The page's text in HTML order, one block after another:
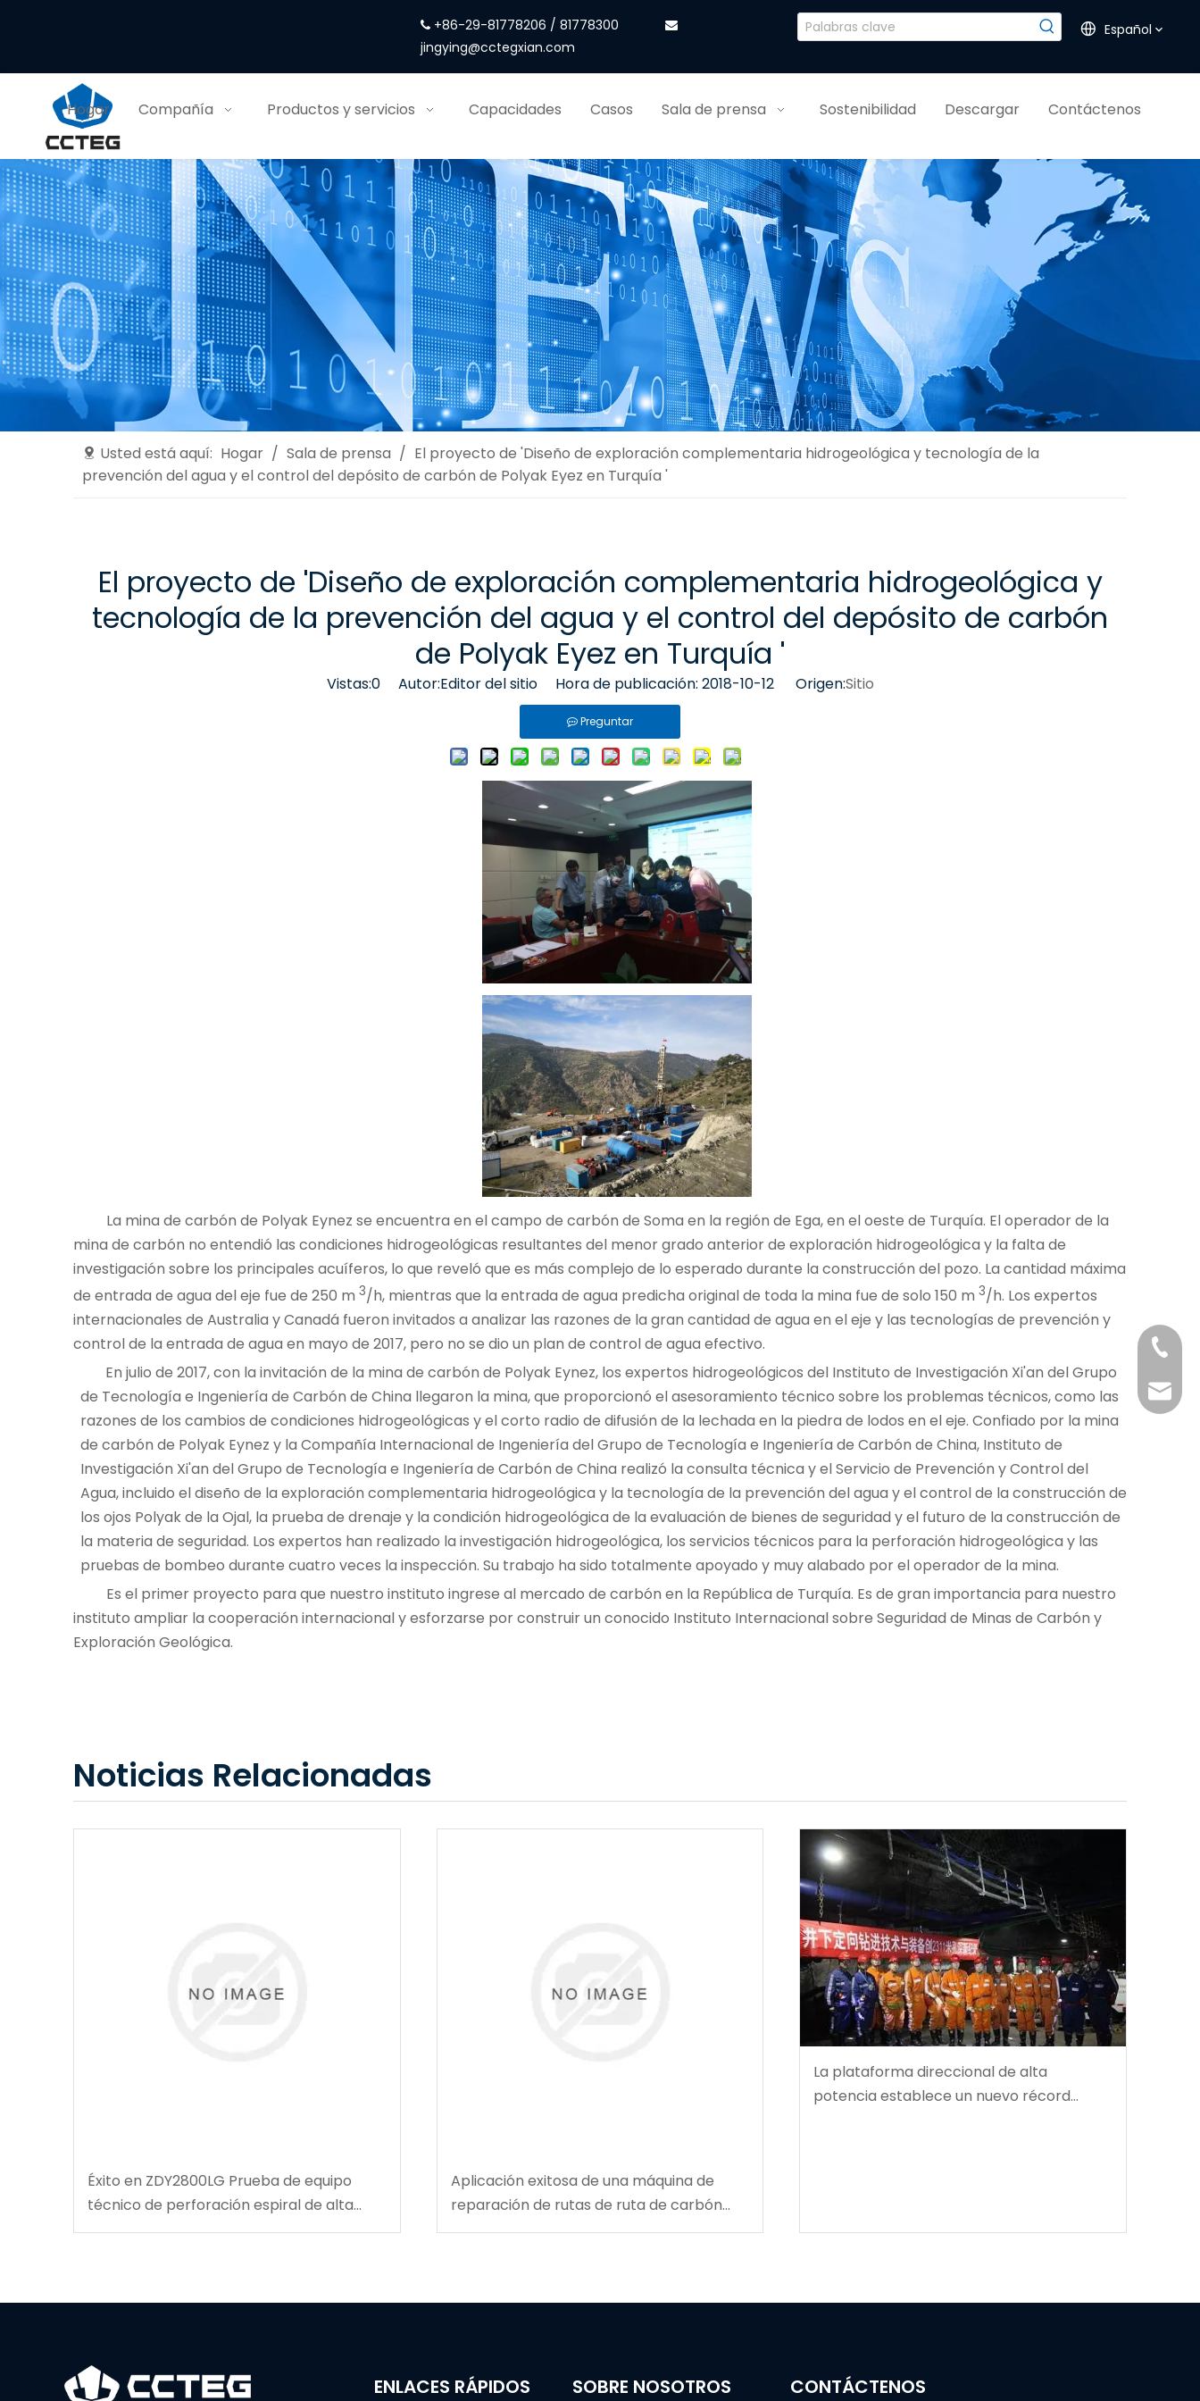
 +86-29-81778206 / 81778300
jingying@cctegxian.com
Español
Hogar Compañía Productos y servicios Capacidades Casos Sala de prensa Sostenibilidad Descargar Contáctenos
Usted está aquí: Hogar / Sala de prensa / El proyecto de 'Diseño de exploración complementaria hidrogeológica y tecnología de la
prevención del agua y el control del depósito de carbón de Polyak Eyez en Turquía '
El proyecto de 'Diseño de exploración complementaria hidrogeológica y
tecnología de la prevención del agua y el control del depósito de carbón
de Polyak Eyez en Turquía '
Vistas:0Autor:Editor del sitio Hora de publicación: 2018-10-12 Origen:Sitio
Preguntar
La mina de carbón de Polyak Eynez se encuentra en el campo de carbón de Soma en la región de Ega, en el oeste de Turquía. El operador de la
mina de carbón no entendió las condiciones hidrogeológicas resultantes del menor grado anterior de exploración hidrogeológica y la falta de
investigación sobre los principales acuíferos, lo que reveló que es más complejo de lo esperado durante la construcción del pozo. La cantidad máxima
de entrada de agua del eje fue de 250 m 3/h, mientras que la entrada de agua predicha original de toda la mina fue de solo 150 m 3/h. Los expertos
internacionales de Australia y Canadá fueron invitados a analizar las razones de la gran cantidad de agua en el eje y las tecnologías de prevención y
control de la entrada de agua en mayo de 2017, pero no se dio un plan de control de agua efectivo.
En julio de 2017, con la invitación de la mina de carbón de Polyak Eynez, los expertos hidrogeológicos del Instituto de Investigación Xi'an del Grupo
de Tecnología e Ingeniería de Carbón de China llegaron la mina, que proporcionó el asesoramiento técnico sobre los problemas técnicos, como las
razones de los cambios de condiciones hidrogeológicas y el corto radio de difusión de la lechada en la piedra de lodos en el eje. Confiado por la mina
de carbón de Polyak Eynez y la Compañía Internacional de Ingeniería del Grupo de Tecnología e Ingeniería de Carbón de China, Instituto de
Investigación Xi'an del Grupo de Tecnología e Ingeniería de Carbón de China realizó la consulta técnica y el Servicio de Prevención y Control del
Agua, incluido el diseño de la exploración complementaria hidrogeológica y la tecnología de la prevención del agua y el control de la construcción de
los ojos Polyak de la Ojal, la prueba de drenaje y la condición hidrogeológica de la evaluación de bienes de seguridad y el futuro de la construcción de
la materia de seguridad. Los expertos han realizado la investigación hidrogeológica, los servicios técnicos para la perforación hidrogeológica y las
pruebas de bombeo durante cuatro veces la inspección. Su trabajo ha sido totalmente apoyado y muy alabado por el operador de la mina.
Es el primer proyecto para que nuestro instituto ingrese al mercado de carbón en la República de Turquía. Es de gran importancia para nuestro
instituto ampliar la cooperación internacional y esforzarse por construir un conocido Instituto Internacional sobre Seguridad de Minas de Carbón y
Exploración Geológica.
Noticias Relacionadas
Éxito en ZDY2800LG Prueba de equipo
técnico de perforación espiral de alta
velocidad
Aplicación exitosa de una máquina de
reparación de rutas de ruta de carbón
multifuncional en la mina de carbón de
La plataforma direccional de alta
potencia establece un nuevo récord
ENLACES RÁPIDOS SOBRE NOSOTROS
+86-
+86-
CONTÁCTENOS